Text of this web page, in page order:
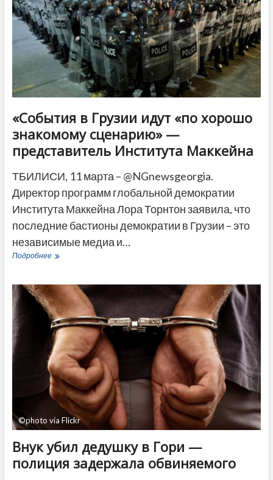
«События в Грузии идут «по хорошо
знакомому сценарию» —
представитель Института Маккейна
ТБИЛИСИ, 11 марта – @NGnewsgeorgia.
Директор программ глобальной демократии
Института Маккейна Лора Торнтон заявила, что
последние бастионы демократии в Грузии – это
независимые медиа и…
Подробнее«События
идут
«по
хорошо
знакомому
сценарию»
—
представитель
Института
Маккейна
©photo via Flickr
Внук убил дедушку в Гори —
полиция задержала обвиняемого